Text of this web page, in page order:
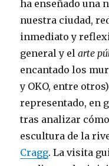
ha enseñado una
nuestra ciudad,
inmediato y
general y el arte
encantado los
y OKO, entre
representado, en
tras analizar
escultura de la
Cragg. La visita